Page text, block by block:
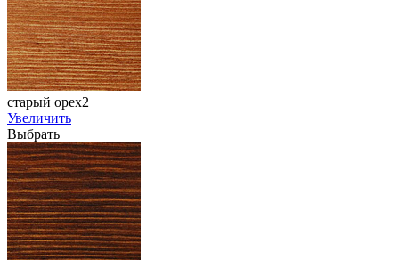
старый орех2
Увеличить
Выбрать